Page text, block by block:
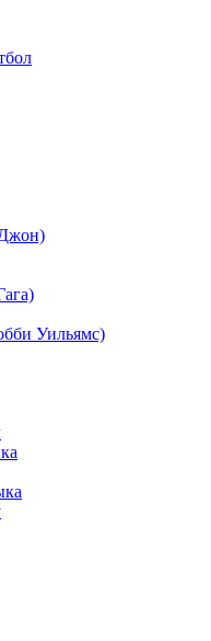
Уильямс)